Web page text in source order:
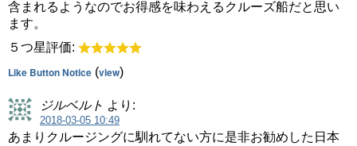
含まれるようなのでお得感を味わえるクルーズ船だと思い
ます。
５つ星評価:
Like Button Notice (view)
ジルベルト より:
2018-03-05 10:49
あまりクルージングに馴れてない方に是非お勧めした日本